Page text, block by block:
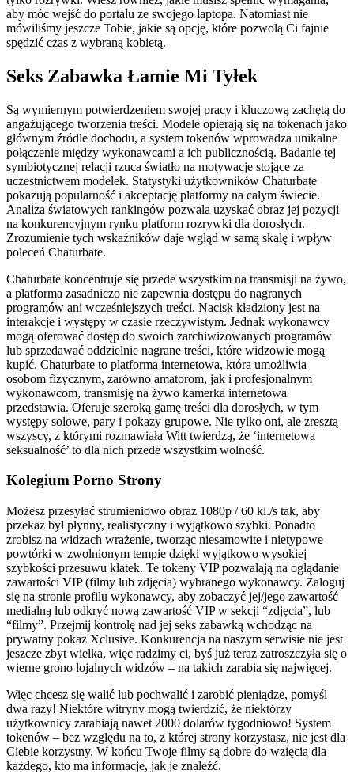
aby móc wejść do portalu ze swojego laptopa. Natomiast nie
mówiliśmy jeszcze Tobie, jakie są opcję, które pozwolą Ci fajnie
spędzić czas z wybraną kobietą.
Seks Zabawka Łamie Mi Tyłek
Są wymiernym potwierdzeniem swojej pracy i kluczową zachętą do
angażującego tworzenia treści. Modele opierają się na tokenach jako
głównym źródle dochodu, a system tokenów wprowadza unikalne
połączenie między wykonawcami a ich publicznością. Badanie tej
symbiotycznej relacji rzuca światło na motywacje stojące za
uczestnictwem modelek. Statystyki użytkowników Chaturbate
pokazują popularność i akceptację platformy na całym świecie.
Analiza światowych rankingów pozwala uzyskać obraz jej pozycji
na konkurencyjnym rynku platform rozrywki dla dorosłych.
Zrozumienie tych wskaźników daje wgląd w samą skalę i wpływ
poleceń Chaturbate.
Chaturbate koncentruje się przede wszystkim na transmisji na żywo,
a platforma zasadniczo nie zapewnia dostępu do nagranych
programów ani wcześniejszych treści. Nacisk kładziony jest na
interakcje i występy w czasie rzeczywistym. Jednak wykonawcy
mogą oferować dostęp do swoich zarchiwizowanych programów
lub sprzedawać oddzielnie nagrane treści, które widzowie mogą
kupić. Chaturbate to platforma internetowa, która umożliwia
osobom fizycznym, zarówno amatorom, jak i profesjonalnym
wykonawcom, transmisję na żywo kamerka internetowa
przedstawia. Oferuje szeroką gamę treści dla dorosłych, w tym
występy solowe, pary i pokazy grupowe. Nie tylko oni, ale zresztą
wszyscy, z którymi rozmawiała Witt twierdzą, że ‘internetowa
seksualność’ to dla nich przede wszystkim wolność.
Kolegium Porno Strony
Możesz przesyłać strumieniowo obraz 1080p / 60 kl./s tak, aby
przekaz był płynny, realistyczny i wyjątkowo szybki. Ponadto
zrobisz na widzach wrażenie, tworząc niesamowite i nietypowe
powtórki w zwolnionym tempie dzięki wyjątkowo wysokiej
szybkości przesuwu klatek. Te tokeny VIP pozwalają na oglądanie
zawartości VIP (filmy lub zdjęcia) wybranego wykonawcy. Zaloguj
się na stronie profilu wykonawcy, aby zobaczyć jej/jego zawartość
medialną lub odkryć nową zawartość VIP w sekcji “zdjęcia”, lub
“filmy”. Przejmij kontrolę nad jej seks zabawką wchodząc na
prywatny pokaz Xclusive. Konkurencja na naszym serwisie nie jest
jeszcze zbyt wielka, więc radzimy ci, byś już teraz zatroszczyła się o
wierne grono lojalnych widzów – na takich zarabia się najwięcej.
Więc chcesz się walić lub pochwalić i zarobić pieniądze, pomyśl
dwa razy! Niektóre witryny mogą twierdzić, że niektórzy
użytkownicy zarabiają nawet 2000 dolarów tygodniowo! System
tokenów – bez względu na to, z której strony korzystasz, nie jest dla
Ciebie korzystny. W końcu Twoje filmy są dobre do wzięcia dla
każdego, kto ma informacje, jak je znaleźć.